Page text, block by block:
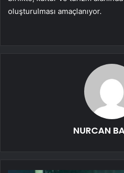
oluşturulması amaçlanıyor.
NURCAN